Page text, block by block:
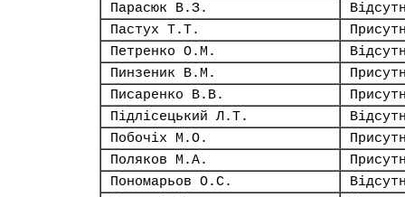
Парасюк В.З.
Пастух Т.Т.
Петренко О.М.
Пинзеник В.М.
Писаренко В.В.
Підлісецький Л.Т.
Побочіх М.О.
Поляков М.А.
Пономарьов О.С.